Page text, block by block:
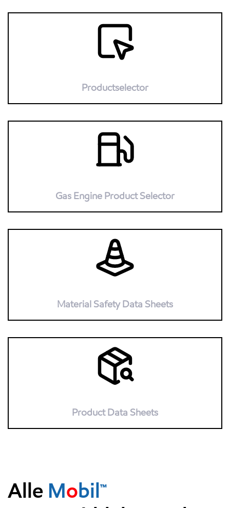
Productselector
Gas Engine Product Selector
Material Safety Data Sheets
Product Data Sheets
Alle Mobil™